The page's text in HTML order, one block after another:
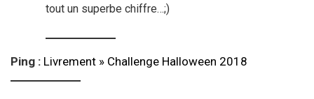
tout un superbe chiffre…;)
Ping : Livrement » Challenge Halloween 2018